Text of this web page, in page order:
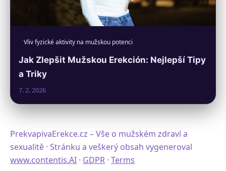
Vliv fyzické aktivity na mužskou potenci
Jak Zlepšit Mužskou Erekción: Nejlepší Tipy
a Triky
7. 2. 2026
PrekvapivaErekce.cz – Vše o mužském zdraví a
sexualitě · Stránku a veškerý obsah vygeneroval
www.contentis.AI · GDPR · Terms